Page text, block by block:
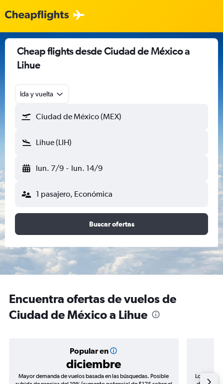
Cheap flights desde Ciudad de México a
Lihue
Ida y vuelta
Ciudad de México (MEX)
Lihue (LIH)
lun. 7/9 - lun. 14/9
1 pasajero, Económica
Buscar ofertas
Encuentra ofertas de vuelos de
Ciudad de México a Lihue
Popular en
diciembre
Mayor demanda de vuelos basada en las búsquedas. Posible
Los